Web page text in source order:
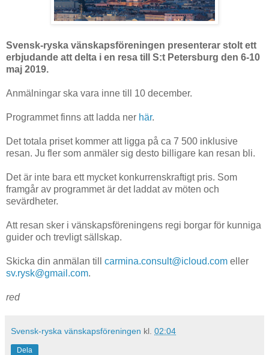
Svensk-ryska vänskapsföreningen presenterar stolt ett
erbjudande att delta i en resa till S:t Petersburg den 6-10
maj 2019.
Anmälningar ska vara inne till 10 december.
Programmet finns att ladda ner här.
Det totala priset kommer att ligga på ca 7 500 inklusive
resan. Ju fler som anmäler sig desto billigare kan resan bli.
Det är inte bara ett mycket konkurrenskraftigt pris. Som
framgår av programmet är det laddat av möten och
sevärdheter.
Att resan sker i vänskapsföreningens regi borgar för kunniga
guider och trevligt sällskap.
Skicka din anmälan till carmina.consult@icloud.com eller
sv.rysk@gmail.com.
red
Svensk-ryska vänskapsföreningen kl. 02:04
Dela